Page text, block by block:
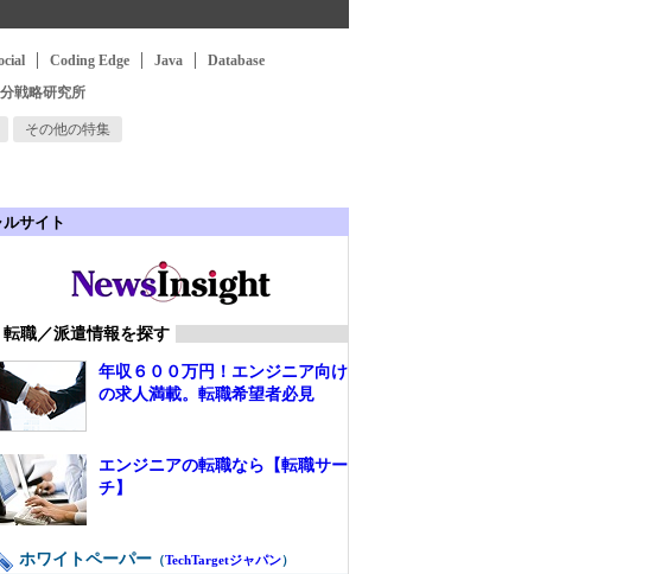
Coding Edge Java
Database
戦略研究所
その他の特集
サイト
転職／派遣情報を探す
年収６００万円！エンジニア向け
の求人満載。転職希望者必見
エンジニアの転職なら【転職サー
チ】
ホワイトペーパー （TechTargetジャパン）